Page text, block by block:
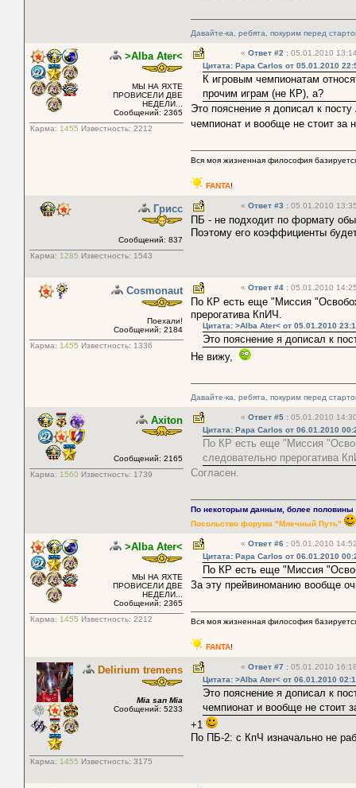
Давайте-ка, ребята, покурим перед
>Alba Ater<
МЫ НА ЯХТЕ
ПРОВИСЕЛИ ДВЕ
НЕДЕЛИ...
Сообщений: 2365
Карма: 1455 Известность: 2212
« Ответ #2 : 05.01.2010
Цитата: Papa Carlos от 05.01.2010
К игровым чемпионатам
прочим играм (не КР), а?
Это пояснение я дописал к
чемпионат и вообще не стоит за
Вся моя жизненная философия
FANTA!
Грисс
Сообщений: 837
Карма: 1285 Известность: 1543
« Ответ #3 : 05.01.2010
ПБ - не подходит по формату
Поэтому его коэффициенты
Cosmonaut
Поехали!
Сообщений: 2184
Карма: 1455 Известность: 1336
« Ответ #4 : 05.01.2010
По КР есть еще "Миссия
прерогатива КпИЧ.
Цитата: >Alba Ater< от 05.01.2010
Это пояснение я дописал к
Не вижу,
Давайте-ка, ребята, покурим перед
Axiton
Сообщений: 2165
Карма: 1560 Известность: 1739
« Ответ #5 : 05.01.2010
Цитата: Papa Carlos от 06.01.2010
По КР есть еще "Миссия
следовательно прерогатива
Согласен.
По некоторым данным, более половины
Посольство форума "Млечный Путь"
>Alba Ater<
МЫ НА ЯХТЕ
ПРОВИСЕЛИ ДВЕ
НЕДЕЛИ...
Сообщений: 2365
Карма: 1455 Известность: 2212
« Ответ #6 : 05.01.2010
Цитата: Papa Carlos от 06.01.2010
По КР есть еще "Миссия
За эту прейвиноманию вообще
Вся моя жизненная философия
FANTA!
Delirium tremens
Mia san Mia
Сообщений: 5233
Карма: 1455 Известность: 3175
« Ответ #7 : 05.01.2010
Цитата: >Alba Ater< от 06.01.2010
Это пояснение я дописал к
чемпионат и вообще не стоит
+1
По ПБ-2: с КпЧ изначально не